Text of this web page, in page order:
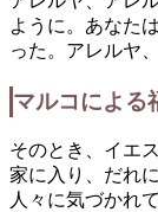
ように。あなた
った。アレルヤ
マルコによる
そのとき、イエ
家に入り、だれ
人々に気づかれ